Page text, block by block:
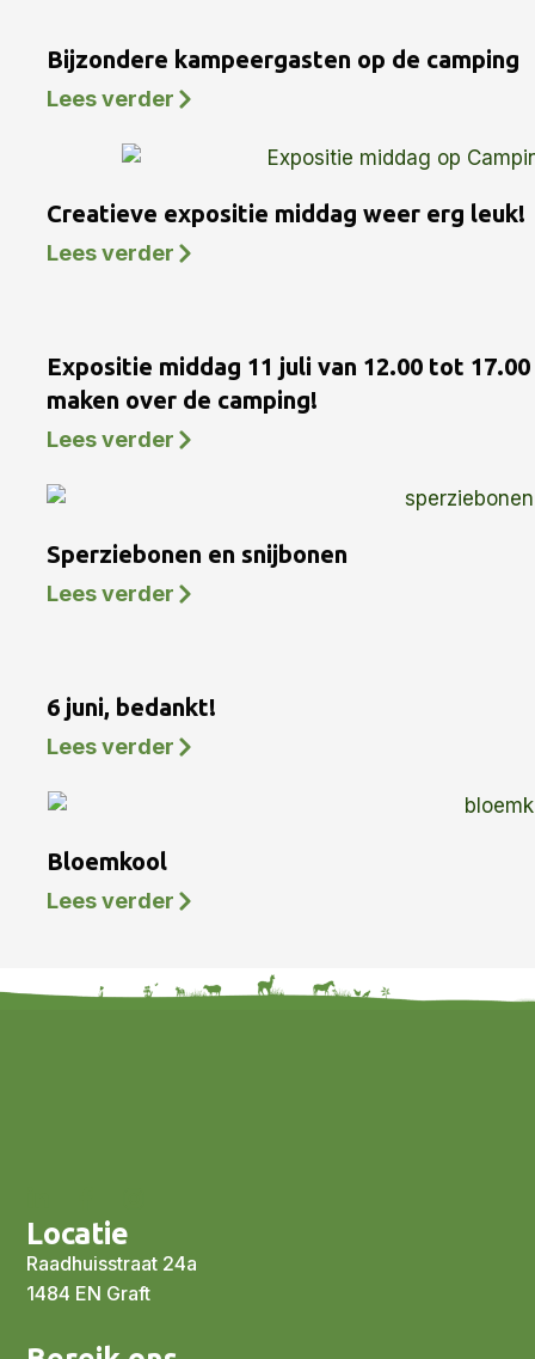
Bijzondere kampeergasten op de camping
Lees verder
Creatieve expositie middag weer erg leuk!
Lees verder
Expositie middag 11 juli van 12.00 tot
maken over de camping!
Lees verder
Sperziebonen en snijbonen
Lees verder
6 juni, bedankt!
Lees verder
Bloemkool
Lees verder
Locatie
Raadhuisstraat 24a
1484 EN Graft